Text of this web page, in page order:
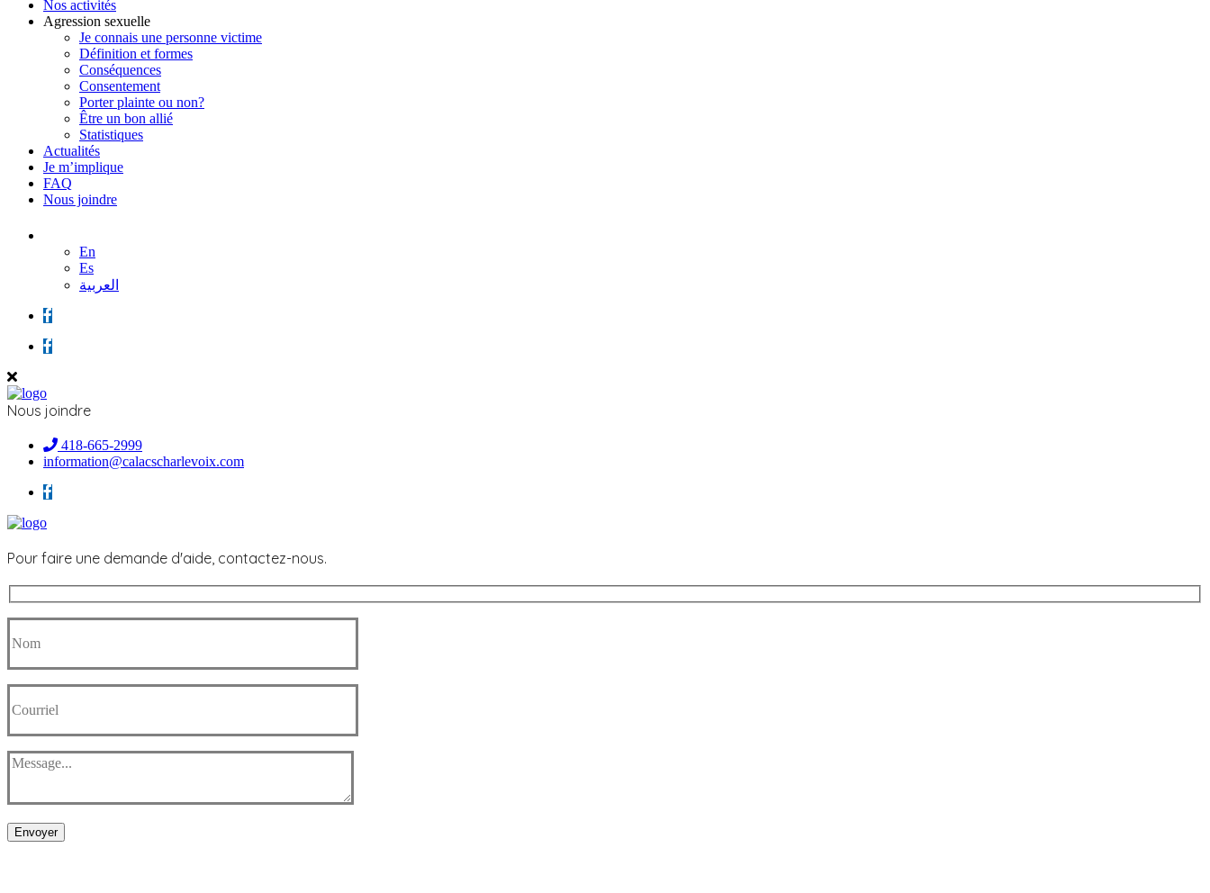
Nos activités
Agression sexuelle
Je connais une personne victime
Définition et formes
Conséquences
Consentement
Porter plainte ou non?
Être un bon allié
Statistiques
Actualités
Je m’implique
FAQ
Nous joindre
En
Es
العربية
Nous joindre
418-665-2999
information@calacscharlevoix.com
Pour faire une demande d'aide, contactez-nous.
Envoyer